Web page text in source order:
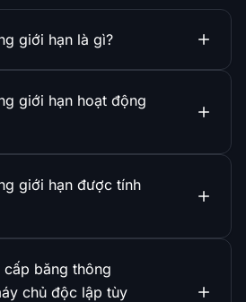
giới hạn là gì?
giới hạn hoạt động
giới hạn được tính
băng thông
chủ độc lập tùy